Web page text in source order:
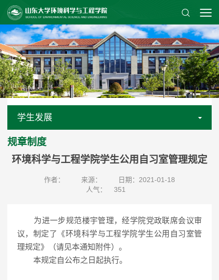
学生发展
规章制度
环境科学与工程学院学生公用自习室管理规定
作者： 来源：
日期：2021-01-18
人气：
351
为进一步规范楼宇管理，经学院党政联席会议审
议，制定了《环境科学与工程学院学生公用自习室管
理规定》（请见本通知附件）。
本规定自公布之日起执行。